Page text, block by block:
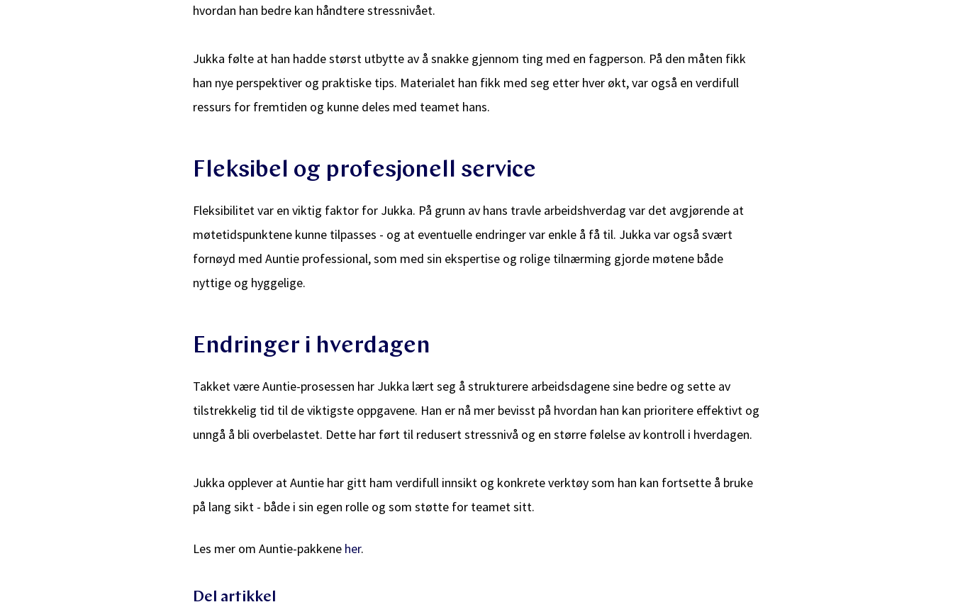
hvordan han bedre kan håndtere stressnivået.
Jukka følte at han hadde størst utbytte av å snakke gjennom ting med en fagperson. På den måten fikk
han nye perspektiver og praktiske tips. Materialet han fikk med seg etter hver økt, var også en verdifull
ressurs for fremtiden og kunne deles med teamet hans.
Fleksibel og profesjonell service
Fleksibilitet var en viktig faktor for Jukka. På grunn av hans travle arbeidshverdag var det avgjørende at
møtetidspunktene kunne tilpasses - og at eventuelle endringer var enkle å få til. Jukka var også svært
fornøyd med Auntie professional, som med sin ekspertise og rolige tilnærming gjorde møtene både
nyttige og hyggelige.
Endringer i hverdagen
Takket være Auntie-prosessen har Jukka lært seg å strukturere arbeidsdagene sine bedre og sette av
tilstrekkelig tid til de viktigste oppgavene. Han er nå mer bevisst på hvordan han kan prioritere effektivt og
unngå å bli overbelastet. Dette har ført til redusert stressnivå og en større følelse av kontroll i hverdagen.
Jukka opplever at Auntie har gitt ham verdifull innsikt og konkrete verktøy som han kan fortsette å bruke
på lang sikt - både i sin egen rolle og som støtte for teamet sitt.
Les mer om Auntie-pakkene her.
Del artikkel